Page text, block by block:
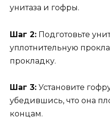
унитаза и гофры.
Шаг 2: Подготовьте
уплотнительную
прокладку.
Шаг 3: Установите
убедившись, что она
концам.